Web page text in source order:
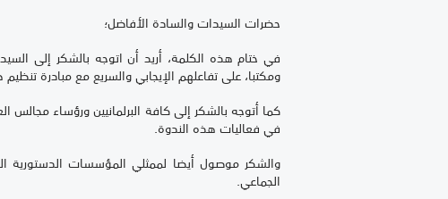
حضرات السيدات والسادة الأفاضل؛
في ختام هذه الكلمة، أريد أن اتوجه بالشكر إلى
ومكتبا، على تفاعلهم الإيجابي والسريع مع مبادرة
كما أتوجه بالشكر إلى كافة البرلمانيين ورؤساء مجالس
في فعاليات هذه الندوة.
والشكر موصول أيضا لممثلي المؤسسات الدستورية
الجماعي.